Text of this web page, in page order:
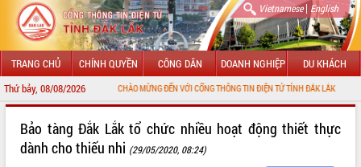
Vietnamese| English
TRANG CHỦ CHÍNH QUYỀN CÔNG DÂN DOANH NGHIỆP DU KHÁCH
Thứ bảy, 08/08/2026CHÀO MỪNG ĐẾN VỚI CỔNG THÔNG TIN ĐIỆN TỬ TỈNH ĐẮK LẮK
LÃNH ĐẠO UBND TỈNH
Bảo tàng Đắk Lắk tổ chức nhiều hoạt động thiết thực
dành cho thiếu nhi (29/05/2020, 08:24)